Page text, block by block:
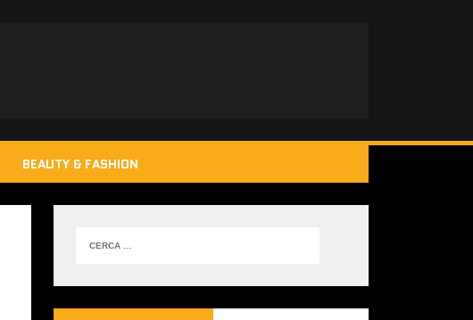
BEAUTY & FASHION